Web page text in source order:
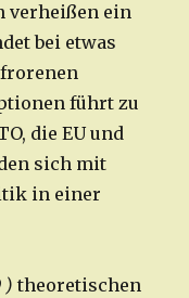
verheißen ein
bei etwas
führt zu
die EU und
sich mit
in einer
) theoretischen